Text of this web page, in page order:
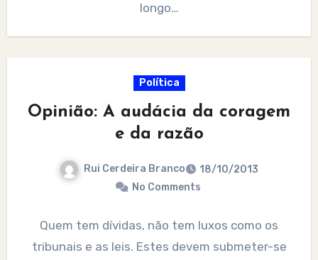
longo…
Política
Opinião: A audácia da coragem
e da razão
Rui Cerdeira Branco
18/10/2013
No Comments
Quem tem dívidas, não tem luxos como os
tribunais e as leis. Estes devem submeter-se